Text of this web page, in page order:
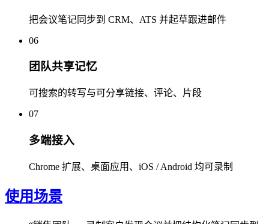
把会议笔记同步到 CRM、ATS 并起草跟进邮件
06
团队共享记忆
可搜索的转写与可分享链接、评论、片段
07
多端接入
Chrome 扩展、桌面应用、iOS / Android 均可录制
使用场景